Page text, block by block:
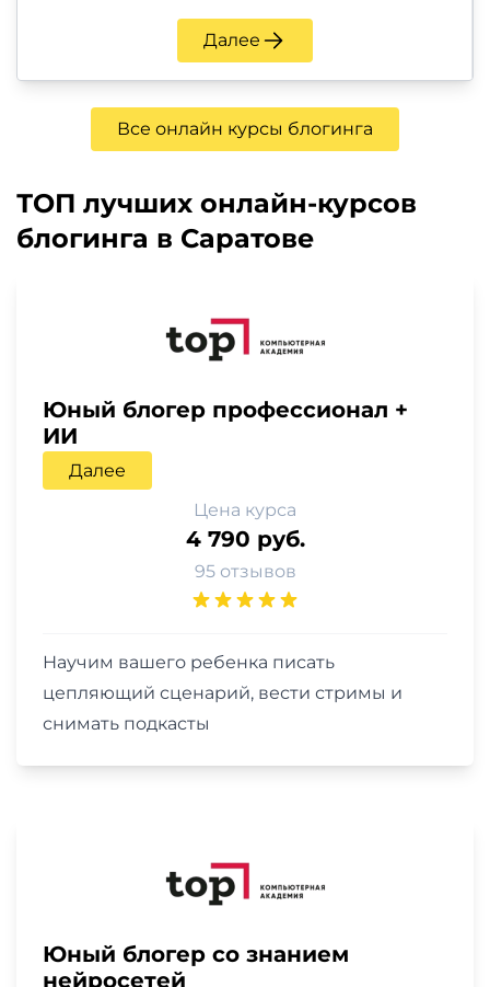
Далее
Все онлайн курсы блогинга
ТОП лучших онлайн-курсов
блогинга в Саратове
Юный блогер профессионал +
ИИ
Далее
Цена курса
4 790 руб.
95 отзывов
Научим вашего ребенка писать
цепляющий сценарий, вести стримы и
снимать подкасты
Юный блогер со знанием
нейросетей